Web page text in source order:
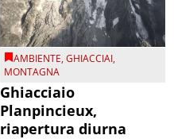
AMBIENTE,GHIACCIAI,
MONTAGNA
Ghiacciaio
Planpincieux,
riapertura diurna